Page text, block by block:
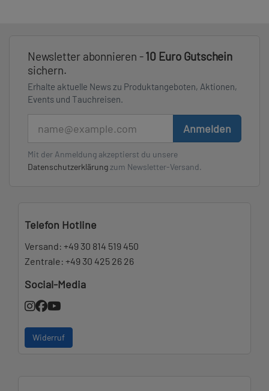
Newsletter abonnieren -10 Euro Gutschein
sichern.
Erhalte aktuelle News zu Produktangeboten, Aktionen,
Events und Tauchreisen.
Anmelden
Mit der Anmeldung akzeptierst du unsere
Datenschutzerklärung zum Newsletter-Versand.
Telefon Hotline
Versand: +49 30 814 519 450
Zentrale: +49 30 425 26 26
Social-Media
Widerruf